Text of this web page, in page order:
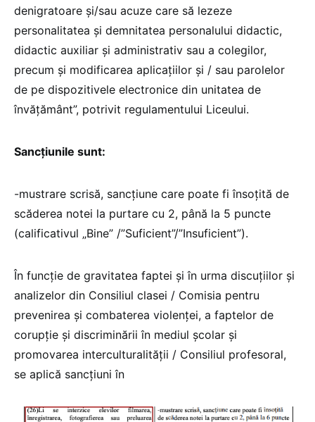
denigratoare și/sau acuze care să lezeze
personalitatea şi demnitatea personalului didactic,
didactic auxiliar şi administrativ sau a colegilor,
precum și modificarea aplicațiilor și / sau parolelor
de pe dispozitivele electronice din unitatea de
învățământ”, potrivit regulamentului Liceului.
Sancțiunile sunt:
-mustrare scrisă, sancţiune care poate fi însoţită de
scăderea notei la purtare cu 2, până la 5 puncte
(calificativul „Bine” /”Suficient”/”Insuficient”).
În funcţie de gravitatea faptei şi în urma discuţiilor și
analizelor din Consiliul clasei / Comisia pentru
prevenirea și combaterea violenței, a faptelor de
corupție și discriminării în mediul școlar și
promovarea interculturalității / Consiliul profesoral,
se aplică sancţiuni în